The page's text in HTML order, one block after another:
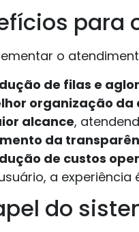
para
o
de filas e
organização da
alcance,
da
de custos
a
do